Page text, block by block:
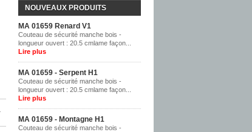
NOUVEAUX PRODUITS
MA 01659 Renard V1
Couteau de sécurité manche bois -
longueur ouvert : 20.5 cmlame façon...
Lire plus
MA 01659 - Serpent H1
Couteau de sécurité manche bois -
longueur ouvert : 20.5 cmlame façon...
Lire plus
MA 01659 - Montagne H1
Couteau de sécurité manche bois -